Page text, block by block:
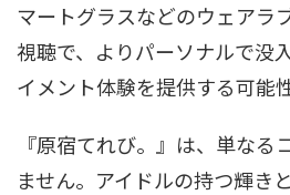
マートグラスなどのウェアラ
視聴で、よりパーソナルで没
イメント体験を提供する可能
『原宿てれび。』は、単なる
ません。アイドルの持つ輝き